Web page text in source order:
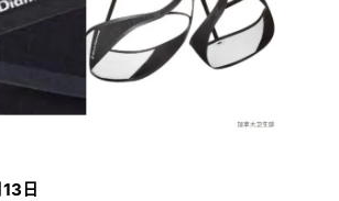
日